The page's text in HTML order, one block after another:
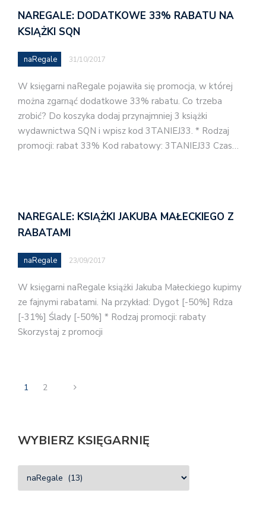
NAREGALE: DODATKOWE 33% RABATU NA
KSIĄŻKI SQN
naRegale 31/10/2017
W księgarni naRegale pojawiła się promocja, w której
można zgarnąć dodatkowe 33% rabatu. Co trzeba
zrobić? Do koszyka dodaj przynajmniej 3 książki
wydawnictwa SQN i wpisz kod 3TANIEJ33. * Rodzaj
promocji: rabat 33% Kod rabatowy: 3TANIEJ33 Czas…
NAREGALE: KSIĄŻKI JAKUBA MAŁECKIEGO Z
RABATAMI
naRegale 23/09/2017
W księgarni naRegale książki Jakuba Małeckiego kupimy
ze fajnymi rabatami. Na przykład: Dygot [-50%] Rdza
[-31%] Ślady [-50%] * Rodzaj promocji: rabaty
Skorzystaj z promocji
1 2
WYBIERZ KSIĘGARNIĘ